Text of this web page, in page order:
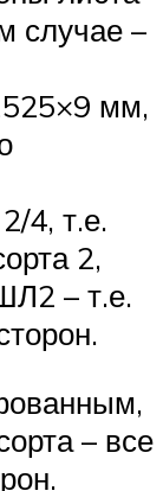
случае –
мм,
4, т.е.
2,
– т.е.
– все